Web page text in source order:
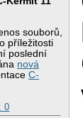
souborů,
příležitosti
poslední
nová
C-
0